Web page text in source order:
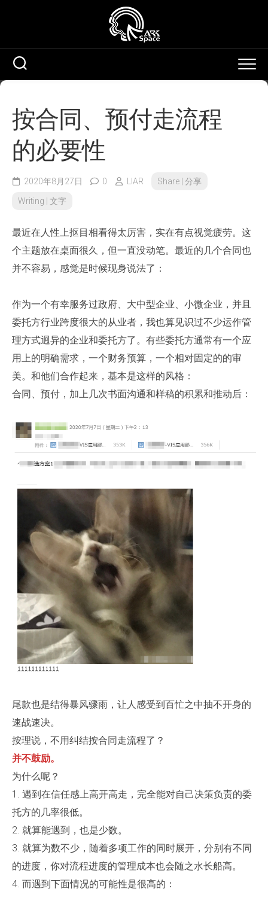
按合同、预付走流程
的必要性
2020年8月27日 0 LIAR Share | 分享
Writing | 文字
最近在人性上抠目相看得太厉害，实在有点视觉疲劳。这
个主题放在桌面很久，但一直没动笔。最近的几个合同也
并不容易，感觉是时候现身说法了：
作为一个有幸服务过政府、大中型企业、小微企业，并且
委托方行业跨度很大的从业者，我也算见识过不少运作管
理方式迥异的企业和委托方了。有些委托方通常有一个应
用上的明确需求，一个财务预算，一个相对固定的的审
美。和他们合作起来，基本是这样的风格：
合同、预付，加上几次书面沟通和样稿的积累和推动后：
尾款也是结得暴风骤雨，让人感受到百忙之中抽不开身的
速战速决。
按理说，不用纠结按合同走流程了？
并不鼓励。
为什么呢？
1. 遇到在信任感上高开高走，完全能对自己决策负责的委
托方的几率很低。
2. 就算能遇到，也是少数。
3. 就算为数不少，随着多项工作的同时展开，分别有不同
的进度，你对流程进度的管理成本也会随之水长船高。
4. 而遇到下面情况的可能性是很高的：